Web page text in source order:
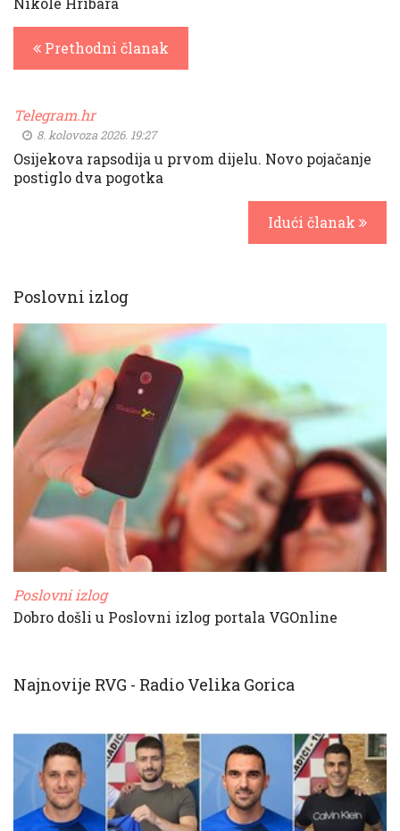
Prethodni članak
Telegram.hr
8. kolovoza 2026. 19:27
Osijekova rapsodija u prvom dijelu. Novo pojačanje
postiglo dva pogotka
Idući članak
Poslovni izlog
Poslovni izlog
Dobro došli u Poslovni izlog portala VGOnline
Najnovije RVG - Radio Velika Gorica